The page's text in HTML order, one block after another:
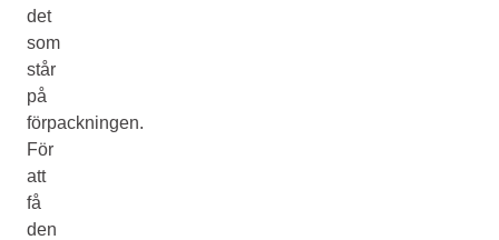
det
som
står
på
förpackningen.
För
att
få
den